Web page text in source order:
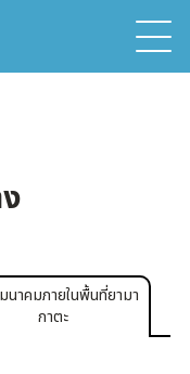
นาคมภายในพื้นที่ยามา
กาตะ